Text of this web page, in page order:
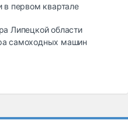
в первом квартале
Липецкой области
самоходных машин